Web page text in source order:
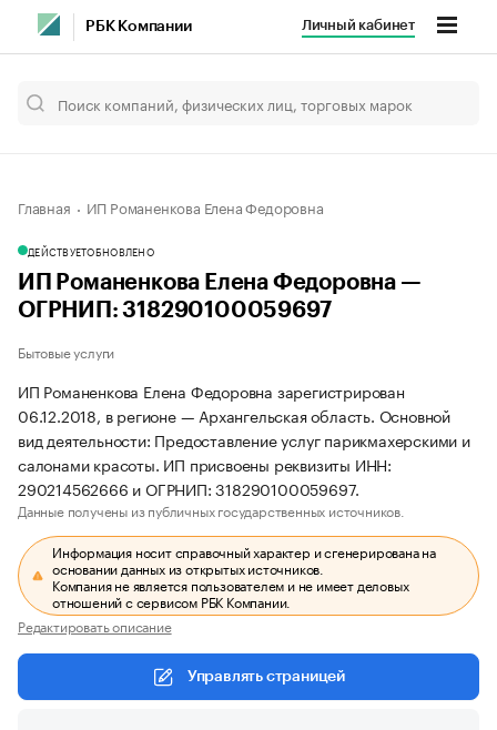
РБК Компании Личный кабинет
Главная ИП Романенкова Елена Федоровна
ДЕЙСТВУЕТОБНОВЛЕНО
ИП Романенкова Елена Федоровна —
ОГРНИП: 318290100059697
Бытовые услуги
ИП Романенкова Елена Федоровна зарегистрирован
06.12.2018, в регионе — Архангельская область. Основной
вид деятельности: Предоставление услуг парикмахерскими и
салонами красоты. ИП присвоены реквизиты ИНН:
290214562666 и ОГРНИП: 318290100059697.
Данные получены из публичных государственных источников.
Информация носит справочный характер и сгенерирована на
основании данных из открытых источников.
Компания не является пользователем и не имеет деловых
отношений с сервисом РБК Компании.
Редактировать описание
Управлять страницей